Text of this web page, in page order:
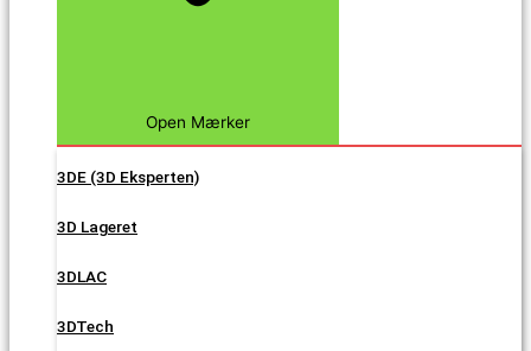
Open Mærker
3DE (3D Eksperten)
3D Lageret
3DLAC
3DTech